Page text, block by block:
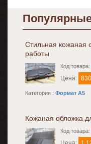
Стильная кожаная
работы
Код товара:
Цена:
Категория : Формат A5
Кожаная обложка
Код товара: